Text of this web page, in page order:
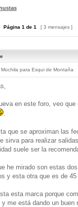
Página 1 de 1 [ 3 mensajes ]
para Esqui de Montaña
en este foro, veo
.
que se aproximan las
sirva para realizar
suele ser la
he mirado son estas
y esta otra que es de 45
esta marca porque
y me está dando un